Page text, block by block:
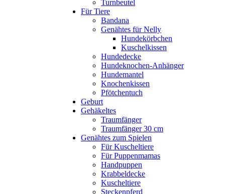
Turnbeutel
Für Tiere
Bandana
Genähtes für Nelly
Hundekörbchen
Kuschelkissen
Hundedecke
Hundeknochen-Anhänger
Hundemantel
Knochenkissen
Pfötchentuch
Geburt
Gehäkeltes
Traumfänger
Traumfänger 30 cm
Genähtes zum Spielen
Für Kuscheltiere
Für Puppenmamas
Handpuppen
Krabbeldecke
Kuscheltiere
Steckenpferd